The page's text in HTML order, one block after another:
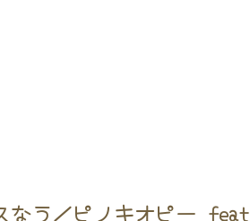
なう／ピノキオピー